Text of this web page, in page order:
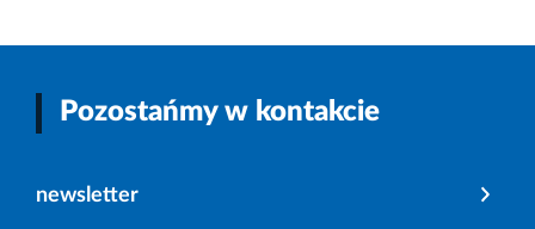
Pozostańmy w kontakcie
newsletter